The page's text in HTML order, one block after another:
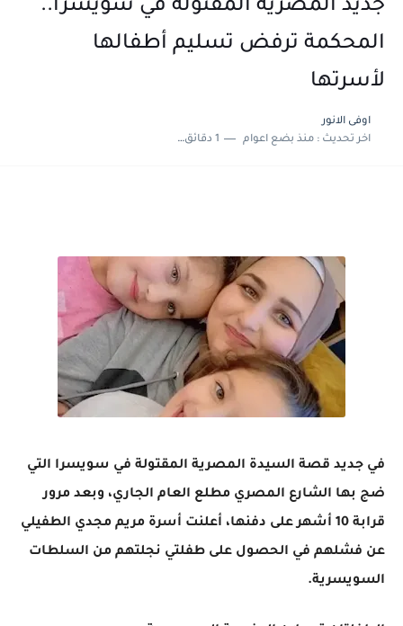
جديد المصرية المقتولة في سويسرا..
المحكمة ترفض تسليم أطفالها
لأسرتها
اوفى الانور
اخر تحديث :منذ بضع اعوام 1 دقائق للقراءة
في جديد قصة السيدة المصرية المقتولة في سويسرا التي
ضج بها الشارع المصري مطلع العام الجاري، وبعد مرور
قرابة 10 أشهر على دفنها، أعلنت أسرة مريم مجدي الطفيلي
عن فشلهم في الحصول على طفلتي نجلتهم من السلطات
السويسرية.